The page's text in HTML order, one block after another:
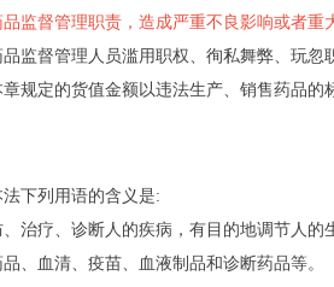
品监督管理职责，造成严重不良影响或者重
监督管理人员滥用职权、徇私舞弊、玩忽
规定的货值金额以违法生产、销售药品的
下列用语的含义是:
治疗、诊断人的疾病，有目的地调节人
、血清、疫苗、血液制品和诊断药品等。